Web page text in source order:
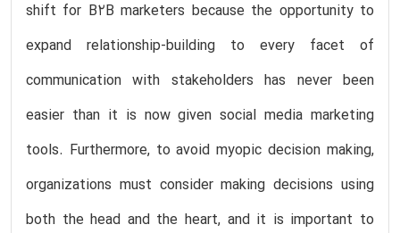
shift for B2B marketers because the opportunity to
expand relationship-building to every facet of
communication with stakeholders has never been
easier than it is now given social media marketing
tools. Furthermore, to avoid myopic decision making,
organizations must consider making decisions using
both the head and the heart, and it is important to